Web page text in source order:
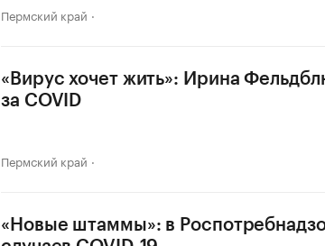
Пермский край
«Вирус хочет жить»: Ирина
за COVID
Пермский край
«Новые штаммы»: в